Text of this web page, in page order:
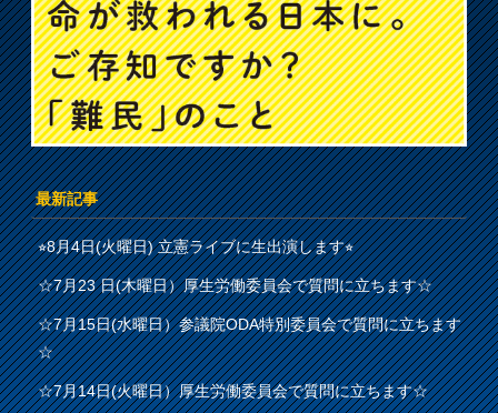
最新記事
⭐︎8月4日(火曜日) 立憲ライブに生出演します⭐︎
☆7月23 日(木曜日）厚生労働委員会で質問に立ちます☆
☆7月15日(水曜日）参議院ODA特別委員会で質問に立ちます
☆
☆7月14日(火曜日）厚生労働委員会で質問に立ちます☆